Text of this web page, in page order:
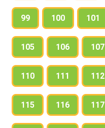
99 100 101
105 106 107
110 111 112
115 116 117